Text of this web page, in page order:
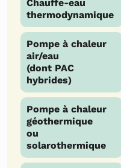
Chauffe-eau
thermodynamique
Pompe à chaleur
air/eau
(dont PAC
hybrides)
Pompe à chaleur
géothermique
ou
solarothermique